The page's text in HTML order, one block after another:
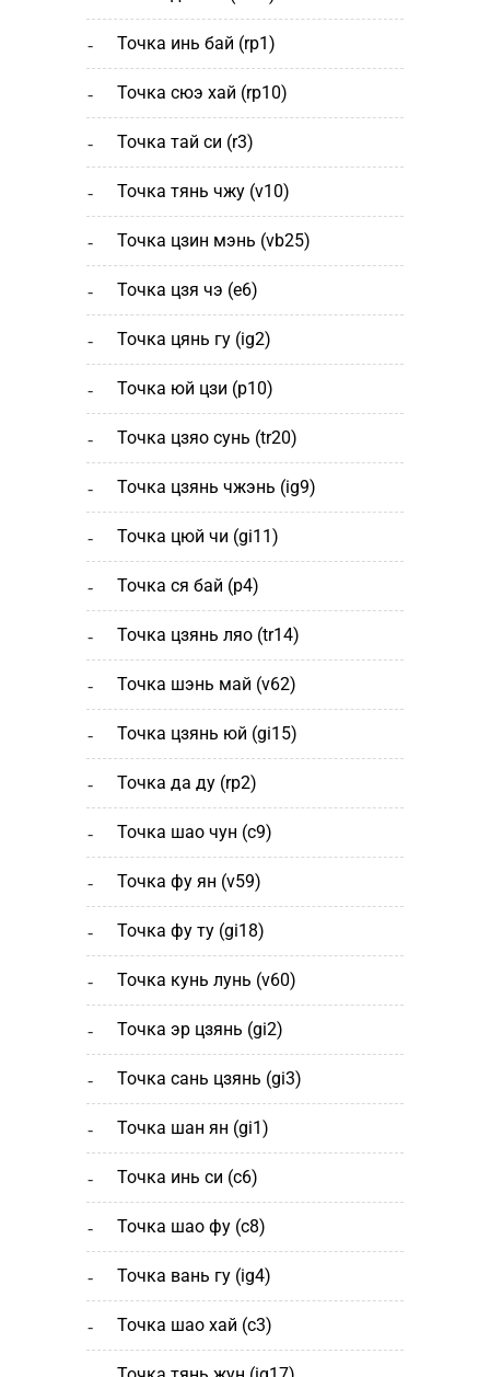
точка инь бай (rp1)
точка сюэ хай (rp10)
точка тай си (r3)
точка тянь чжу (v10)
точка цзин мэнь (vb25)
точка цзя чэ (е6)
точка цянь гу (ig2)
точка юй цзи (р10)
точка цзяо сунь (tr20)
точка цзянь чжэнь (ig9)
точка цюй чи (gi11)
точка ся бай (р4)
точка цзянь ляо (tr14)
точка шэнь май (v62)
точка цзянь юй (gi15)
точка да ду (rp2)
точка шао чун (с9)
точка фу ян (v59)
точка фу ту (gi18)
точка кунь лунь (v60)
точка эр цзянь (gi2)
точка сань цзянь (gi3)
точка шан ян (gi1)
точка инь си (c6)
точка шао фу (c8)
точка вань гу (ig4)
точка шао хай (с3)